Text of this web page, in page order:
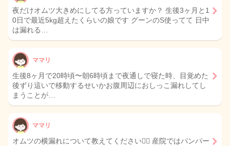
夜だけオムツ大きめにしてる方っていますか？ 生後3ヶ月と1
0日で最近5kg超えたくらいの娘です グーンのS使ってて 日中
は漏れる…
ママリ
生後8ヶ月で20時頃〜朝6時頃まで夜通しで寝た時、目覚めた
後ずり這いで移動するせいかお腹周辺におしっこ漏れしてし
まうことが…
ママリ
オムツの横漏れについて教えてください🙇‍♀️ 産院ではパンパー